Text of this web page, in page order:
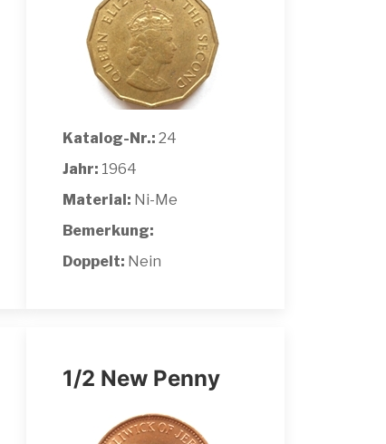
Katalog-Nr.: 24
Jahr: 1964
Material: Ni-Me
Bemerkung:
Doppelt: Nein
1/2 New Penny